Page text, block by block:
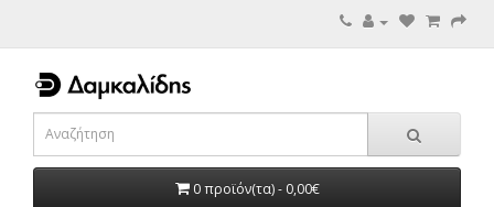
0 προϊόν(τα) - 0,00€